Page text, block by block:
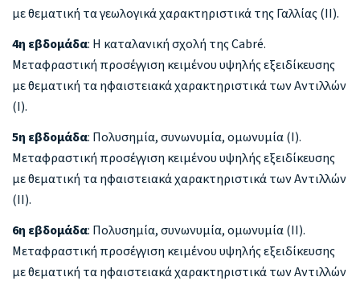
με θεματική τα γεωλογικά χαρακτηριστικά της Γαλλίας (ΙΙ).
4η εβδομάδα: Η καταλανική σχολή της Cabré.
Μεταφραστική προσέγγιση κειμένου υψηλής εξειδίκευσης
με θεματική τα ηφαιστειακά χαρακτηριστικά των Αντιλλών
(Ι).
5η εβδομάδα: Πολυσημία, συνωνυμία, ομωνυμία (Ι).
Μεταφραστική προσέγγιση κειμένου υψηλής εξειδίκευσης
με θεματική τα ηφαιστειακά χαρακτηριστικά των Αντιλλών
(ΙΙ).
6η εβδομάδα: Πολυσημία, συνωνυμία, ομωνυμία (ΙΙ).
Μεταφραστική προσέγγιση κειμένου υψηλής εξειδίκευσης
με θεματική τα ηφαιστειακά χαρακτηριστικά των Αντιλλών